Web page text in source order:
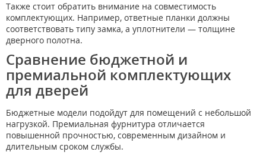
Также стоит обратить внимание на совместимость
комплектующих. Например, ответные планки должны
соответствовать типу замка, а уплотнители — толщине
дверного полотна.
Сравнение бюджетной и
премиальной комплектующих
для дверей
Бюджетные модели подойдут для помещений с небольшой
нагрузкой. Премиальная фурнитура отличается
повышенной прочностью, современным дизайном и
длительным сроком службы.